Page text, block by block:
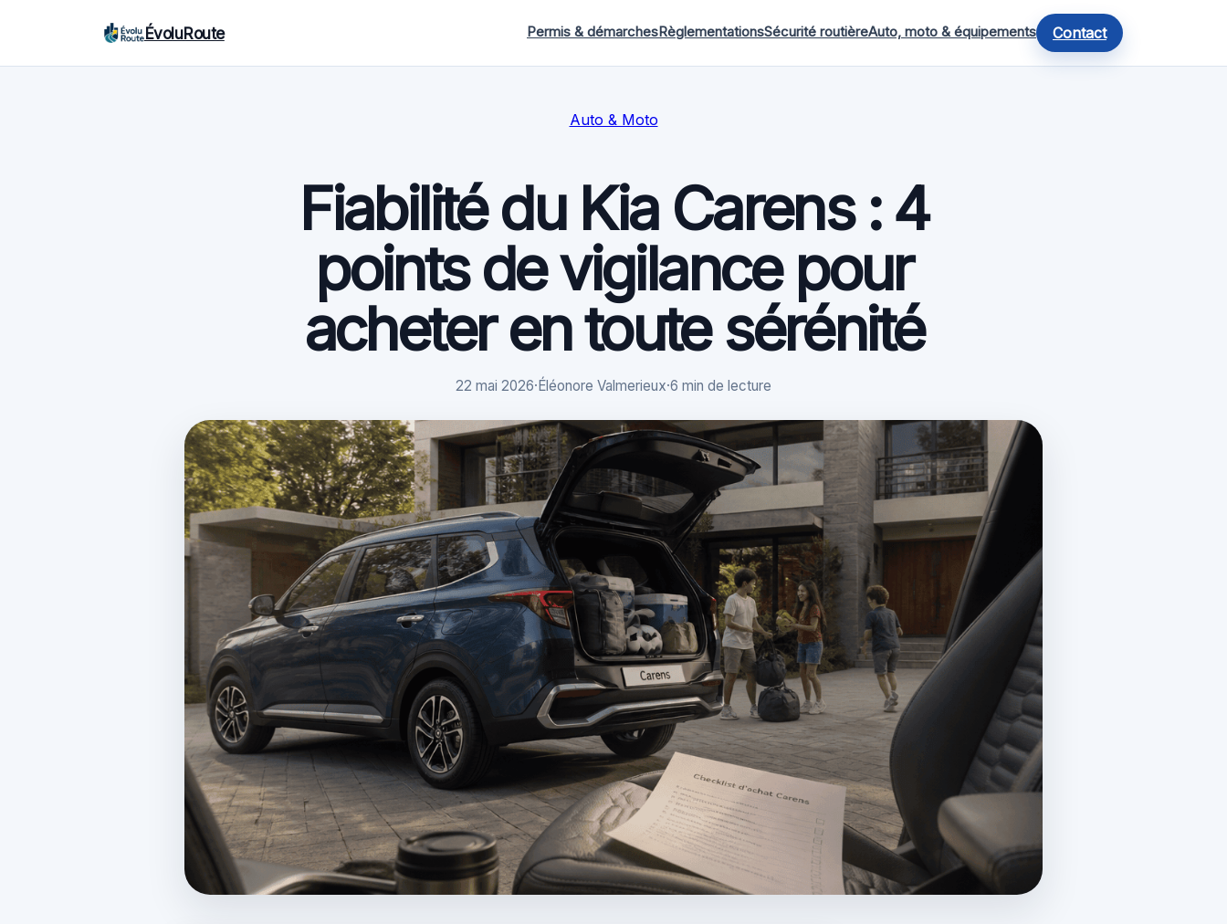
ÉvoluRoute Permis & démarchesRèglementationsSécurité routièreAuto, moto & équipements Contact
Auto & Moto
Fiabilité du Kia Carens : 4
points de vigilance pour
acheter en toute sérénité
22 mai 2026· Éléonore Valmerieux·6 min de lecture